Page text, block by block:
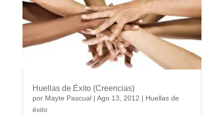
Huellas de Éxito (Creencias)
por Mayte Pascual| Ago 13, 2012 | Huellas de
éxito